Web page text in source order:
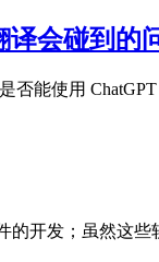
译会碰到的
否能使用
的开发；虽然这